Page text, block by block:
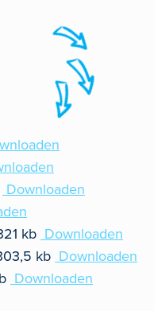
Downloaden
kb Downloaden
kb Downloaden
Downloaden